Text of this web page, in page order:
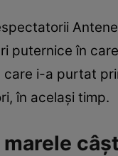
puternice în
i-a purtat
în același timp.
marele